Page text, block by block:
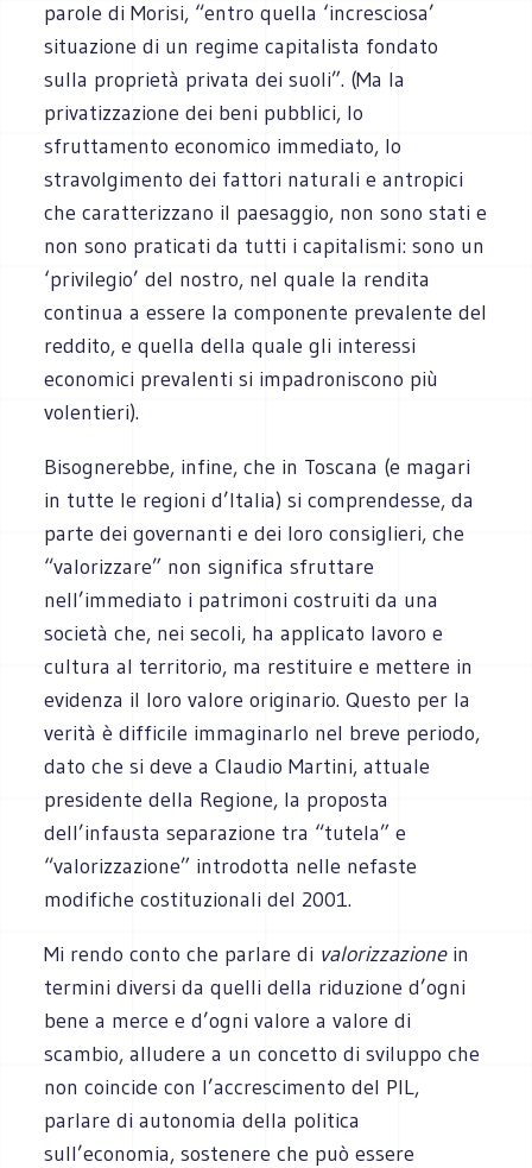
parole di Morisi, “entro quella ‘incresciosa’
situazione di un regime capitalista fondato
sulla proprietà privata dei suoli”. (Ma la
privatizzazione dei beni pubblici, lo
sfruttamento economico immediato, lo
stravolgimento dei fattori naturali e antropici
che caratterizzano il paesaggio, non sono stati e
non sono praticati da tutti i capitalismi: sono un
‘privilegio’ del nostro, nel quale la rendita
continua a essere la componente prevalente del
reddito, e quella della quale gli interessi
economici prevalenti si impadroniscono più
volentieri).
Bisognerebbe, infine, che in Toscana (e magari
in tutte le regioni d’Italia) si comprendesse, da
parte dei governanti e dei loro consiglieri, che
“valorizzare” non significa sfruttare
nell’immediato i patrimoni costruiti da una
società che, nei secoli, ha applicato lavoro e
cultura al territorio, ma restituire e mettere in
evidenza il loro valore originario. Questo per la
verità è difficile immaginarlo nel breve periodo,
dato che si deve a Claudio Martini, attuale
presidente della Regione, la proposta
dell’infausta separazione tra “tutela” e
“valorizzazione” introdotta nelle nefaste
modifiche costituzionali del 2001.
Mi rendo conto che parlare di valorizzazionein
termini diversi da quelli della riduzione d’ogni
bene a merce e d’ogni valore a valore di
scambio, alludere a un concetto di sviluppo che
non coincide con l’accrescimento del PIL,
parlare di autonomia della politica
sull’economia, sostenere che può essere